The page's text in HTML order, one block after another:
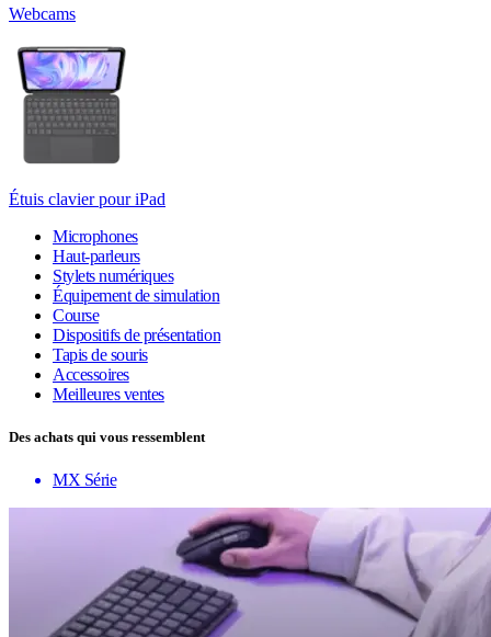
Webcams
Étuis clavier pour iPad
Microphones
Haut-parleurs
Stylets numériques
Équipement de simulation
Course
Dispositifs de présentation
Tapis de souris
Accessoires
Meilleures ventes
Des achats qui vous ressemblent
MX Série